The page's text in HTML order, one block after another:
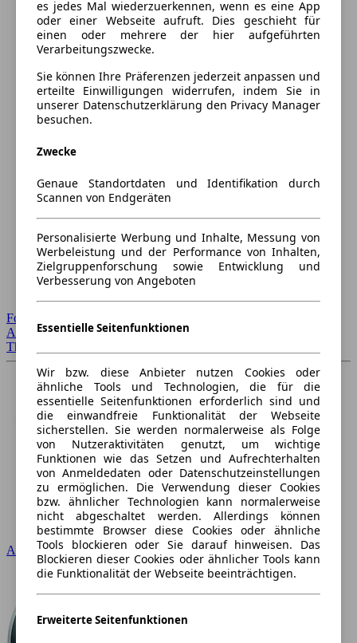
Forum Startseite
Alle Auto-Foren
Themen-Forum
Audi
es jedes Mal wiederzuerkennen, wenn es eine App
oder einer Webseite aufruft. Dies geschieht für
einen oder mehrere der hier aufgeführten
Verarbeitungszwecke.
Sie können Ihre Präferenzen jederzeit anpassen und
erteilte Einwilligungen widerrufen, indem Sie in
unserer Datenschutzerklärung den Privacy Manager
besuchen.
Zwecke
Genaue Standortdaten und Identifikation durch
Scannen von Endgeräten
Personalisierte Werbung und Inhalte, Messung von
Werbeleistung und der Performance von Inhalten,
Zielgruppenforschung sowie Entwicklung und
Verbesserung von Angeboten
Essentielle Seitenfunktionen
Wir bzw. diese Anbieter nutzen Cookies oder
ähnliche Tools und Technologien, die für die
essentielle Seitenfunktionen erforderlich sind und
die einwandfreie Funktionalität der Webseite
sicherstellen. Sie werden normalerweise als Folge
von Nutzeraktivitäten genutzt, um wichtige
Funktionen wie das Setzen und Aufrechterhalten
von Anmeldedaten oder Datenschutzeinstellungen
zu ermöglichen. Die Verwendung dieser Cookies
bzw. ähnlicher Technologien kann normalerweise
nicht abgeschaltet werden. Allerdings können
bestimmte Browser diese Cookies oder ähnliche
Tools blockieren oder Sie darauf hinweisen. Das
Blockieren dieser Cookies oder ähnlicher Tools kann
die Funktionalität der Webseite beeinträchtigen.
Erweiterte Seitenfunktionen